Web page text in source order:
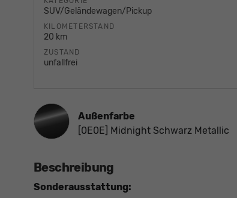
SUV/Geländewagen/Pickup
KILOMETERSTAND
20 km
ZUSTAND
unfallfrei
Außenfarbe
[0E0E] Midnight Schwarz Metallic
Beschreibung
Sonderausstattung: